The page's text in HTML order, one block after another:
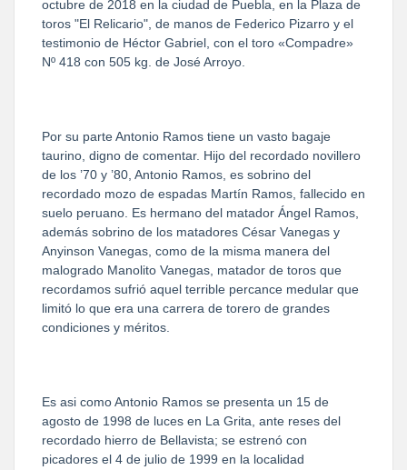
octubre de 2018 en la ciudad de Puebla, en la Plaza de
toros "El Relicario", de manos de Federico Pizarro y el
testimonio de Héctor Gabriel, con el toro «Compadre»
Nº 418 con 505 kg. de José Arroyo.
Por su parte Antonio Ramos tiene un vasto bagaje
taurino, digno de comentar. Hijo del recordado novillero
de los ’70 y ’80, Antonio Ramos, es sobrino del
recordado mozo de espadas Martín Ramos, fallecido en
suelo peruano. Es hermano del matador Ángel Ramos,
además sobrino de los matadores César Vanegas y
Anyinson Vanegas, como de la misma manera del
malogrado Manolito Vanegas, matador de toros que
recordamos sufrió aquel terrible percance medular que
limitó lo que era una carrera de torero de grandes
condiciones y méritos.
Es asi como Antonio Ramos se presenta un 15 de
agosto de 1998 de luces en La Grita, ante reses del
recordado hierro de Bellavista; se estrenó con
picadores el 4 de julio de 1999 en la localidad